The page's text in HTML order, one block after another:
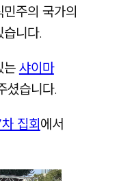
주의 국가의
니다.
는 샤이마
셨습니다.
집회에서